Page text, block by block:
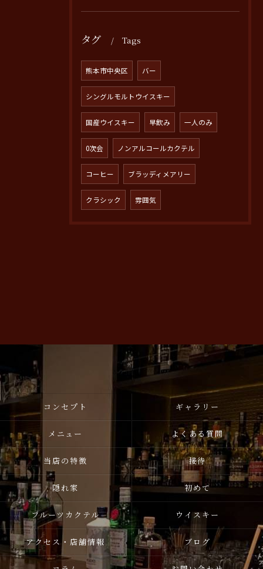
タグ Tags
熊本市中央区 バー
シングルモルトウイスキー
国産ウイスキー 早飲み 一人のみ
0次会 ノンアルコールカクテル
コーヒー ブラッディメアリー
クラシック 雰囲気
コンセプト ギャラリー
メニュー よくある質問
当店の特徴 接待
隠れ家 初めて
フルーツカクテル ウイスキー
アクセス・店舗情報 ブログ